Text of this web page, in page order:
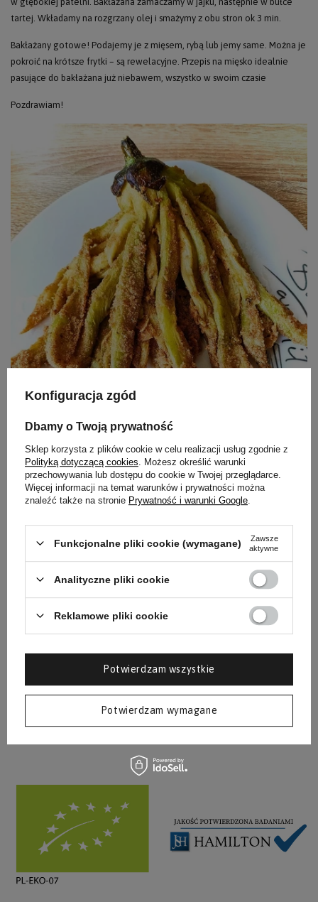
tartej. Wkładamy na rozgrzany olej i smażymy z obu stron ok 3 min.
Bakłażany gotowe! Podajemy je z mięsem, rybą lub jemy same. Można je
pokroić na krótsze frytki – są rewelacyjne. Przepis na mięsko idealnie
pasujące do bakłażana już niebawem, wszystko w swoim czasie
Pozdrawiam!
Styczeń 2023
Konfiguracja zgód
Dbamy o Twoją prywatność
Sklep korzysta z plików cookie w celu realizacji usług zgodnie z
Polityką dotyczącą cookies . Możesz określić warunki
przechowywania lub dostępu do cookie w Twojej przeglądarce.
Więcej informacji na temat warunków i prywatności można
znaleźć także na stronie Prywatność i warunki Google
Funkcjonalne pliki cookie (wymagane)
Zawsze
aktywne
Analityczne pliki cookie
Reklamowe pliki cookie
Potwierdzam wymagane
Potwierdzam wszystkie